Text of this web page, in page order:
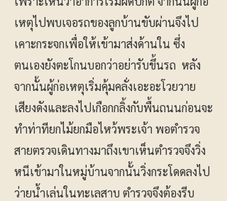
เหตุไปพบเจอรถของลูกบ้านขับผ่านจึงไป
เคาะกระจกเพื่อให้เข้ามาส่งด้านใน ซึ่ง
ตนเองยังตะโกนบอกว่าอย่ารับขึ้นรถ หลัง
จากนั้นผู้ก่อเหตุเริ่มคุ้มคลั่งเอะอะโวยวาย
เสียงดังและลงไปเกือกกลิ้งกับพื้นถนนก่อนจะ
ทำท่าทียกไม้ยกมือไหว้พระเจ้า พอตำรวจ
สายตรวจเดินทางมาถึงเขาเห็นตำรวจจึงวิ่ง
หนีเข้ามาในหมู่บ้านจากนั้นวิ่งกระโดดลงไป
ว่ายน้ำเล่นในทะเลสาบ ตำรวจจึงต้องรีบ